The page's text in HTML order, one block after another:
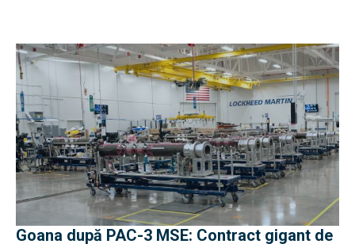
Goana după PAC-3 MSE: Contract gigant de